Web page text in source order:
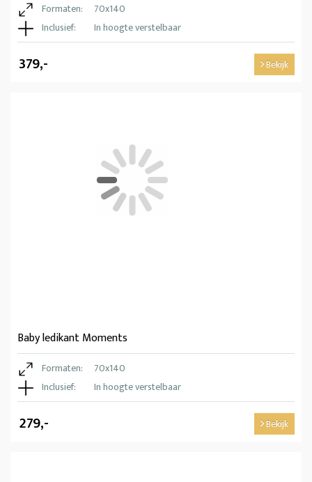
Formaten:
70x140
Inclusief:
In hoogte verstelbaar
379,- Bekijk
Baby ledikant Moments
Formaten:
70x140
Inclusief:
In hoogte verstelbaar
279,- Bekijk